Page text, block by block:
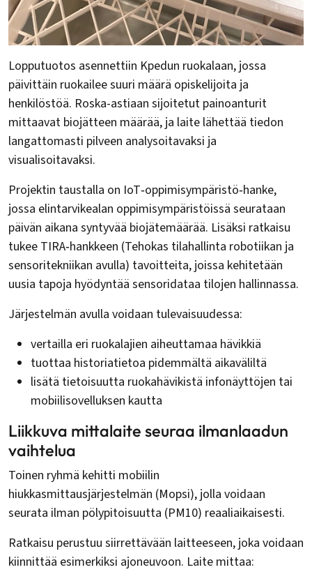
Lopputuotos asennettiin Kpedun ruokalaan, jossa
päivittäin ruokailee suuri määrä opiskelijoita ja
henkilöstöä. Roska-astiaan sijoitetut painoanturit
mittaavat biojätteen määrää, ja laite lähettää tiedon
langattomasti pilveen analysoitavaksi ja
visualisoitavaksi.
Projektin taustalla on IoT‑oppimisympäristö‑hanke,
jossa elintarvikealan oppimisympäristöissä seurataan
päivän aikana syntyvää biojätemäärää. Lisäksi ratkaisu
tukee TIRA‑hankkeen (Tehokas tilahallinta robotiikan ja
sensoritekniikan avulla) tavoitteita, joissa kehitetään
uusia tapoja hyödyntää sensoridataa tilojen hallinnassa.
Järjestelmän avulla voidaan tulevaisuudessa:
vertailla eri ruokalajien aiheuttamaa hävikkiä
tuottaa historiatietoa pidemmältä aikaväliltä
lisätä tietoisuutta ruokahävikistä infonäyttöjen tai
mobiilisovelluksen kautta
Liikkuva mittalaite seuraa ilmanlaadun
vaihtelua
Toinen ryhmä kehitti mobiilin
hiukkasmittausjärjestelmän (Mopsi), jolla voidaan
seurata ilman pölypitoisuutta (PM10) reaaliaikaisesti.
Ratkaisu perustuu siirrettävään laitteeseen, joka voidaan
kiinnittää esimerkiksi ajoneuvoon. Laite mittaa: